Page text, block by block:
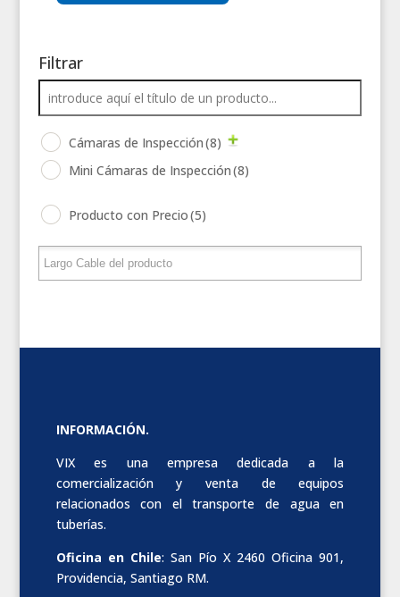
Filtrar
Cámaras de Inspección(8)
Mini Cámaras de Inspección(8)
Producto con Precio(5)
INFORMACIÓN.
VIX es una empresa dedicada a la
comercialización y venta de equipos
relacionados con el transporte de agua en
tuberías.
Oficina en Chile: San Pío X 2460 Oficina 901,
Providencia, Santiago RM.